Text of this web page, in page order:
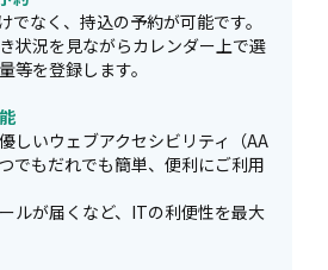
でなく、持込の予約が可能です。
状況を見ながらカレンダー上で選
等を登録します。
しいウェブアクセシビリティ（AA
でもだれでも簡単、便利にご利用
ルが届くなど、ITの利便性を最大